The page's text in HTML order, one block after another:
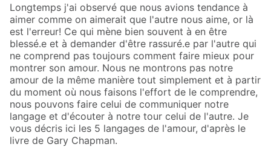
Longtemps j'ai observé que nous avions tendance à
aimer comme on aimerait que l'autre nous aime, or là
est l'erreur! Ce qui mène bien souvent à en être
blessé.e et à demander d'être rassuré.e par l'autre qui
ne comprend pas toujours comment faire mieux pour
montrer son amour. Nous ne montrons pas notre
amour de la même manière tout simplement et à partir
du moment où nous faisons l'effort de le comprendre,
nous pouvons faire celui de communiquer notre
langage et d'écouter à notre tour celui de l'autre. Je
vous décris ici les 5 langages de l'amour, d'après le
livre de Gary Chapman.